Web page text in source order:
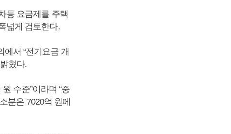
등 요금제를 주택
넓게 검토한다.
서 “전기요금 개
혔다.
수준”이라며 “중
분은 7020억 원에